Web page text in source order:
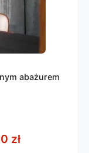
abażurem
złZakres cen: